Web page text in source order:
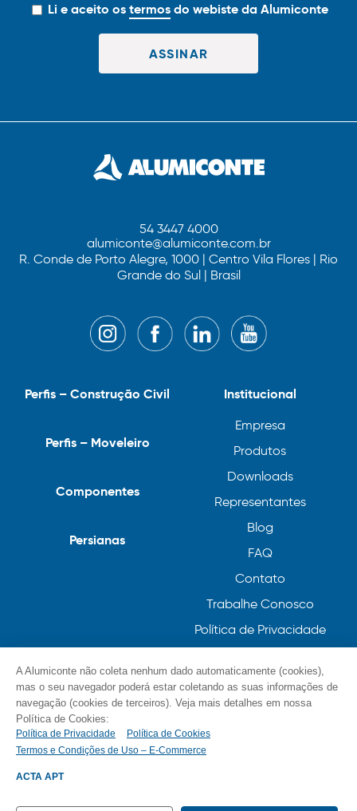
Li e aceito ostermosdo webiste da Alumiconte
54 3447 4000
alumiconte@alumiconte.com.br
R. Conde de Porto Alegre, 1000 | Centro Vila Flores | Rio
Grande do Sul | Brasil
Institucional
Empresa
Produtos
Downloads
Representantes
Blog
FAQ
Contato
Trabalhe Conosco
Política de Privacidade
Perfis – Construção Civil
Perfis – Moveleiro
Componentes
Persianas
© Alumiconte, Grande como as minhas ideias /
A Alumiconte não coleta nenhum dado automaticamente (cookies),
mas o seu navegador poderá estar coletando as suas informações de
navegação (cookies de terceiros). Veja mais detalhes em nossa
Política de Cookies:
Política de Privacidade
Política de Cookies
Termos e Condições de Uso – E-Commerce
ACTA APT